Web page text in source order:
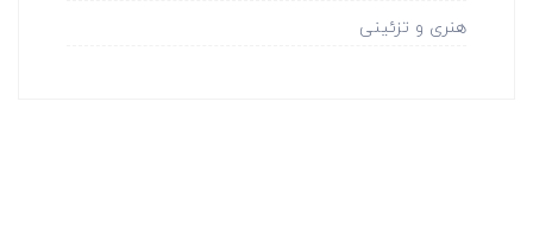
هنری و تزئینی